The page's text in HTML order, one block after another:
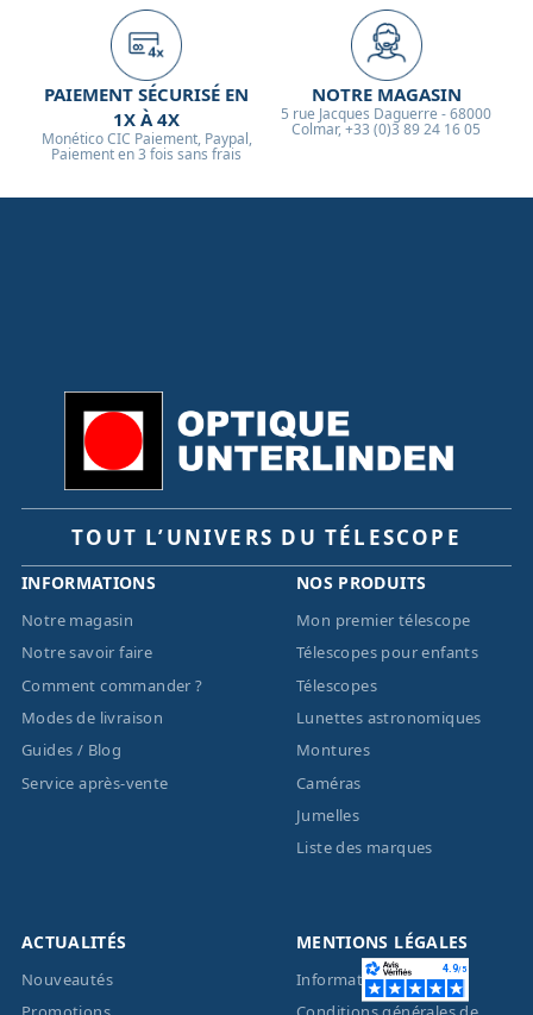
PAIEMENT SÉCURISÉ EN
1X À 4X
Monético CIC Paiement, Paypal,
Paiement en 3 fois sans frais
NOTRE MAGASIN
5 rue Jacques Daguerre - 68000
Colmar, +33 (0)3 89 24 16 05
TOUT L’UNIVERS DU TÉLESCOPE
INFORMATIONS
Notre magasin
Notre savoir faire
Comment commander ?
Modes de livraison
Guides / Blog
Service après-vente
NOS PRODUITS
Mon premier télescope
Télescopes pour enfants
Télescopes
Lunettes astronomiques
Montures
Caméras
Jumelles
Liste des marques
ACTUALITÉS
Nouveautés
MENTIONS LÉGALES
Informations légales